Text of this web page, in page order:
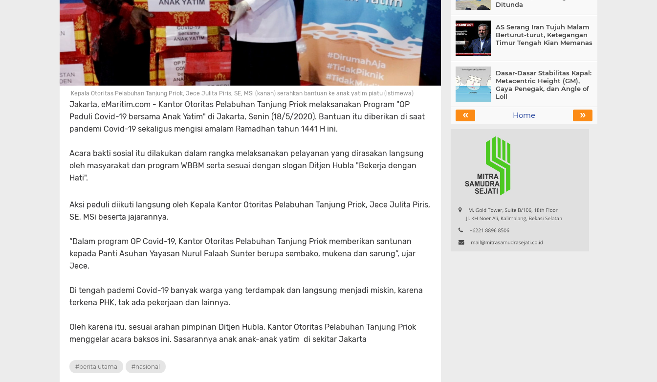
Kepala Otoritas Pelabuhan Tanjung Priok, Jece Julita Piris, SE, MSi (kanan) serahkan bantuan ke anak yatim piatu (istimewa)
Jakarta, eMaritim.com - Kantor Otoritas Pelabuhan Tanjung Priok melaksanakan Program "OP
Peduli Covid-19 bersama Anak Yatim" di Jakarta, Senin (18/5/2020). Bantuan itu diberikan di saat
pandemi Covid-19 sekaligus mengisi amalam Ramadhan tahun 1441 H ini.
Acara bakti sosial itu dilakukan dalam rangka melaksanakan pelayanan yang dirasakan langsung
oleh masyarakat dan program WBBM serta sesuai dengan slogan Ditjen Hubla "Bekerja dengan
Hati".
Aksi peduli diikuti langsung oleh Kepala Kantor Otoritas Pelabuhan Tanjung Priok, Jece Julita Piris,
SE, MSi beserta jajarannya.
“Dalam program OP Covid-19, Kantor Otoritas Pelabuhan Tanjung Priok memberikan santunan
kepada Panti Asuhan Yayasan Nurul Falaah Sunter berupa sembako, mukena dan sarung”, ujar
Jece.
Di tengah pademi Covid-19 banyak warga yang terdampak dan langsung menjadi miskin, karena
terkena PHK, tak ada pekerjaan dan lainnya.
Oleh karena itu, sesuai arahan pimpinan Ditjen Hubla, Kantor Otoritas Pelabuhan Tanjung Priok
menggelar acara baksos ini. Sasarannya anak anak-anak yatim di sekitar Jakarta
#berita utama #nasional
Ditunda
AS Serang Iran Tujuh Malam
Berturut-turut, Ketegangan
Timur Tengah Kian Memanas
Dasar-Dasar Stabilitas Kapal:
Metacentric Height (GM),
Gaya Penegak, dan Angle of
Loll
« »
Home